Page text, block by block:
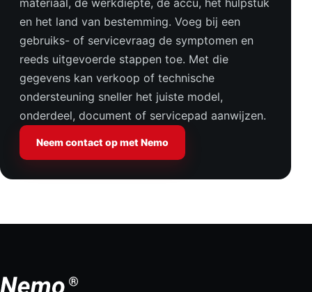
materiaal, de werkdiepte, de accu, het hulpstuk
en het land van bestemming. Voeg bij een
gebruiks- of servicevraag de symptomen en
reeds uitgevoerde stappen toe. Met die
gegevens kan verkoop of technische
ondersteuning sneller het juiste model,
onderdeel, document of servicepad aanwijzen.
Neem contact op met Nemo